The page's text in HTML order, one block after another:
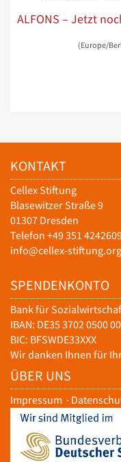
ALFONS – Jetzt
(Europe/
KONTAKT
Cellex Stiftung
Blasewitzer Straße 9
01307 Dresden
Telefon +49 351
info@cellex-stiftung.org
SPENDENKONTO
Bank für
IBAN: DE35 3702 0500
BIC: BFSWDE33XXX
Wir danken Ihnen für
ÜBER UNS
Impressum ·